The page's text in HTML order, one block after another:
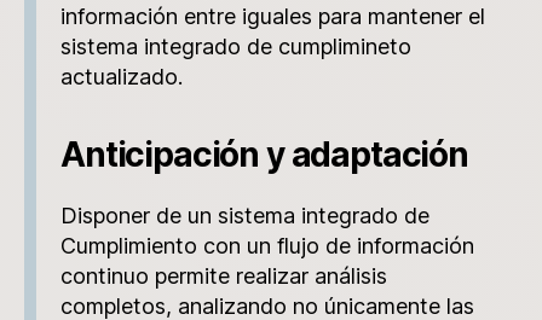
información entre iguales para mantener el
sistema integrado de cumplimineto
actualizado.
Anticipación y adaptación
Disponer de un sistema integrado de
Cumplimiento con un flujo de información
continuo permite realizar análisis
completos, analizando no únicamente las